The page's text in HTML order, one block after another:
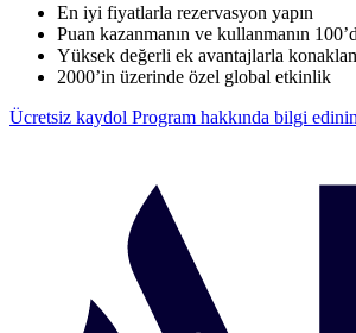
En iyi fiyatlarla rezervasyon yapın
Puan kazanmanın ve kullanmanın
Yüksek değerli ek avantajlarla
2000’in üzerinde özel global etkinlik
Ücretsiz kaydol Program hakkında bilgi edinin